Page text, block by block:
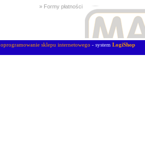
» Formy płatności
oprogramowanie sklepu internetowego - system LogiShop